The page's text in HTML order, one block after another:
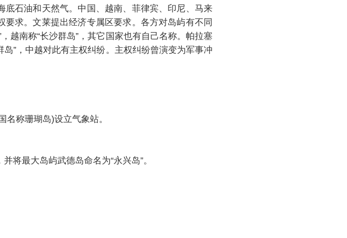
石油和天然气。中国、越南、菲律宾、印尼、马来
求。文莱提出经济专属区要求。各方对岛屿有不同
越南称“长沙群岛”，其它国家也有自己名称。帕拉塞
岛”，中越对此有主权纠纷。主权纠纷曾演变为军事冲
称珊瑚岛)设立气象站。
将最大岛屿武德岛命名为“永兴岛”。